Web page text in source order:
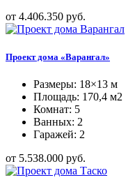
от 4.406.350 руб.
Проект дома «Варангал»
Размеры: 18×13 м
Площадь: 170,4 м2
Комнат: 5
Ванных: 2
Гаражей: 2
от 5.538.000 руб.